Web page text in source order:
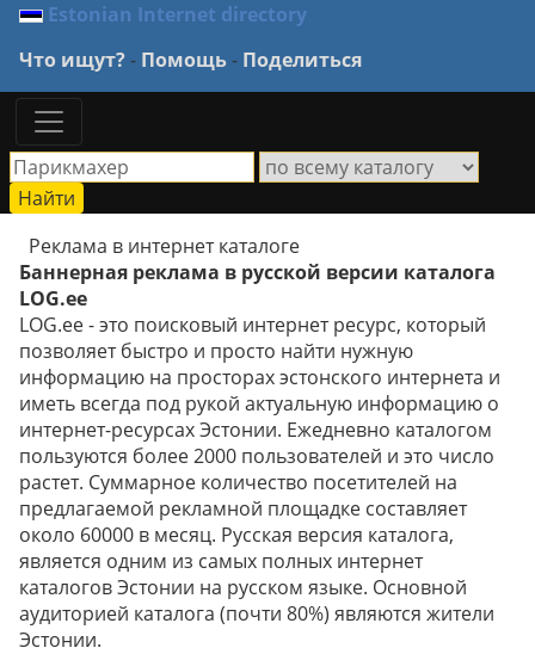
Estonian Internet directory
Что ищут?- Помощь- Поделиться
Реклама в интернет каталоге
Баннерная реклама в русской версии каталога
LOG.ee
LOG.ee - это поисковый интернет ресурс, который
позволяет быстро и просто найти нужную
информацию на просторах эстонского интернета и
иметь всегда под рукой актуальную информацию о
интернет-ресурсах Эстонии. Ежедневно каталогом
пользуются более 2000 пользователей и это число
растет. Суммарное количество посетителей на
предлагаемой рекламной площадке составляет
около 60000 в месяц. Русская версия каталога,
является одним из самых полных интернет
каталогов Эстонии на русском языке. Основной
аудиторией каталога (почти 80%) являются жители
Эстонии.